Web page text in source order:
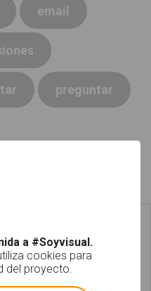
email
preguntar
a #Soyvisual.
cookies para
del proyecto.